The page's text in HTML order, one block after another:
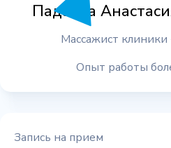
Падалка
Массажист клиники
Опыт работы
Запись на прием